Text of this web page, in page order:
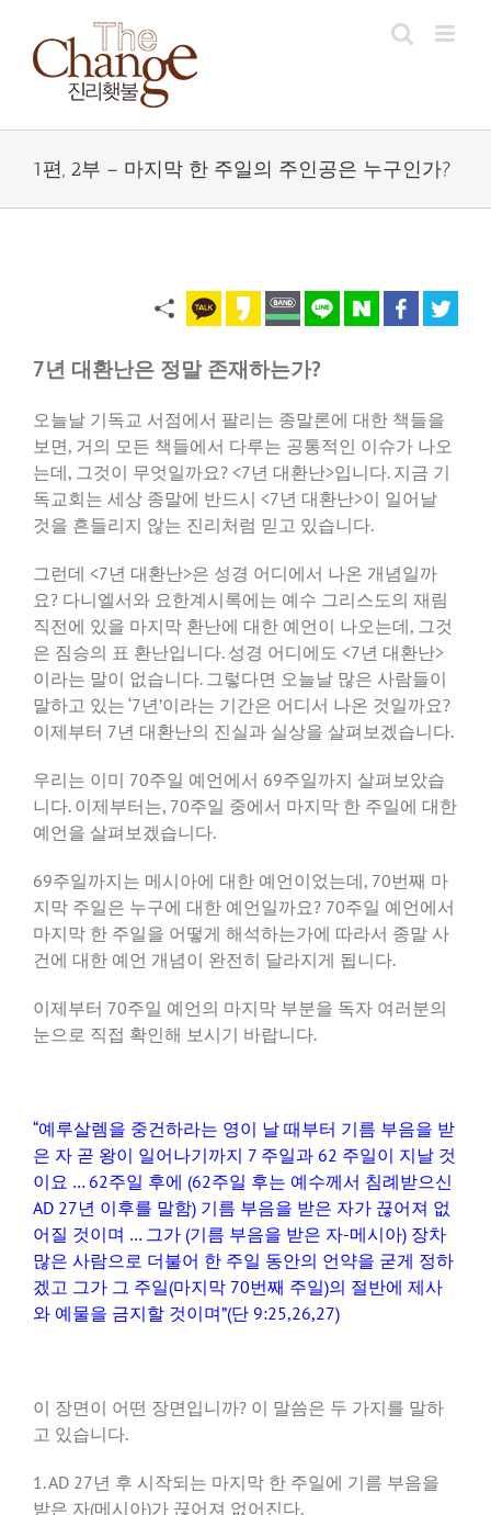
content
1편, 2부 – 마지막 한 주일의 주인공은 누구인가?
7년 대환난은 정말 존재하는가?
오늘날 기독교 서점에서 팔리는 종말론에 대한 책들을
보면, 거의 모든 책들에서 다루는 공통적인 이슈가 나오
는데, 그것이 무엇일까요? <7년 대환난>입니다. 지금 기
독교회는 세상 종말에 반드시 <7년 대환난>이 일어날
것을 흔들리지 않는 진리처럼 믿고 있습니다.
그런데 <7년 대환난>은 성경 어디에서 나온 개념일까
요? 다니엘서와 요한계시록에는 예수 그리스도의 재림
직전에 있을 마지막 환난에 대한 예언이 나오는데, 그것
은 짐승의 표 환난입니다. 성경 어디에도 <7년 대환난>
이라는 말이 없습니다. 그렇다면 오늘날 많은 사람들이
말하고 있는 ‘7년’이라는 기간은 어디서 나온 것일까요?
이제부터 7년 대환난의 진실과 실상을 살펴보겠습니다.
우리는 이미 70주일 예언에서 69주일까지 살펴보았습
니다. 이제부터는, 70주일 중에서 마지막 한 주일에 대한
예언을 살펴보겠습니다.
69주일까지는 메시아에 대한 예언이었는데, 70번째 마
지막 주일은 누구에 대한 예언일까요? 70주일 예언에서
마지막 한 주일을 어떻게 해석하는가에 따라서 종말 사
건에 대한 예언 개념이 완전히 달라지게 됩니다.
이제부터 70주일 예언의 마지막 부분을 독자 여러분의
눈으로 직접 확인해 보시기 바랍니다.
“예루살렘을 중건하라는 영이 날 때부터 기름 부음을 받
은 자 곧 왕이 일어나기까지 7 주일과 62 주일이 지날 것
이요 … 62주일 후에 (62주일 후는 예수께서 침례받으신
AD 27년 이후를 말함) 기름 부음을 받은 자가 끊어져 없
어질 것이며 … 그가 (기름 부음을 받은 자-메시아) 장차
많은 사람으로 더불어 한 주일 동안의 언약을 굳게 정하
겠고 그가 그 주일(마지막 70번째 주일)의 절반에 제사
와 예물을 금지할 것이며”(단 9:25,26,27)
이 장면이 어떤 장면입니까? 이 말씀은 두 가지를 말하
고 있습니다.
1. AD 27년 후 시작되는 마지막 한 주일에 기름 부음을
받은 자(메시아)가 끊어져 없어진다.